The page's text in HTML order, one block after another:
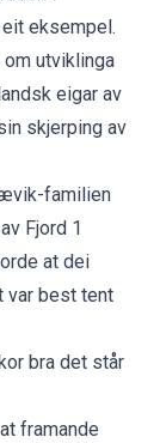
eksempel.
utviklinga
eigar av
skjerping av
familien
Fjord 1
at dei
var best tent
bra det står
framande